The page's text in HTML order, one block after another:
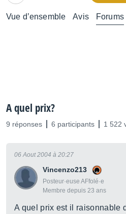
Vue d’ensemble Avis Forums
A quel prix?
9 réponses 6 participants 1 522
Vincenzo213
Posteur·euse AFfolé·e
Membre depuis 23 ans
06 Aout 2004 à 20:27
A quel prix est il raisonnable